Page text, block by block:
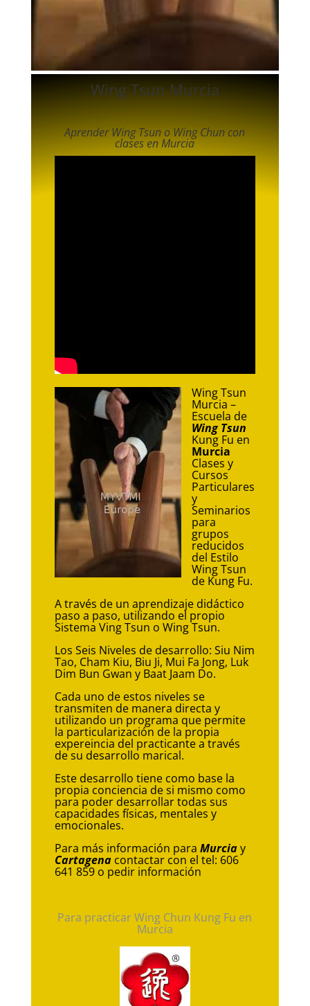
Wing Tsun Murcia
Aprender Wing Tsun o Wing Chun con
clases en Murcia
Wing Tsun
Murcia –
Escuela de
Wing Tsun
Kung Fu en
Murcia
Clases y
Cursos
Particulares
y
Seminarios
para
grupos
reducidos
del Estilo
Wing Tsun
de Kung Fu.
A través de un aprendizaje didáctico
paso a paso, utilizando el propio
Sistema Ving Tsun o Wing Tsun.
Los Seis Niveles de desarrollo: Siu Nim
Tao, Cham Kiu, Biu Ji, Mui Fa Jong, Luk
Dim Bun Gwan y Baat Jaam Do.
Cada uno de estos niveles se
transmiten de manera directa y
utilizando un programa que permite
la particularización de la propia
expereincia del practicante a través
de su desarrollo marical.
Este desarrollo tiene como base la
propia conciencia de si mismo como
para poder desarrollar todas sus
capacidades físicas, mentales y
emocionales.
Para más información para Murciay
Cartagenacontactar con el tel: 606
641 859 o pedir información
Para practicar Wing Chun Kung Fu en
Murcia